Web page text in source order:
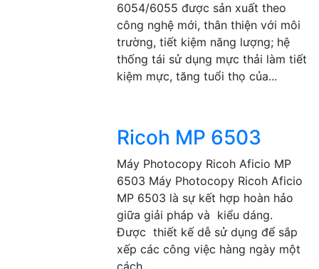
6054/6055 được sản xuất theo
công nghệ mới, thân thiện với môi
trường, tiết kiệm năng lượng; hệ
thống tái sử dụng mực thải làm tiết
kiệm mực, tăng tuổi thọ của...
Ricoh MP 6503
Máy Photocopy Ricoh Aficio MP
6503 Máy Photocopy Ricoh Aficio
MP 6503 là sự kết hợp hoàn hảo
giữa giải pháp và kiểu dáng.
Được thiết kế dễ sử dụng để sắp
xếp các công việc hàng ngày một
cách...